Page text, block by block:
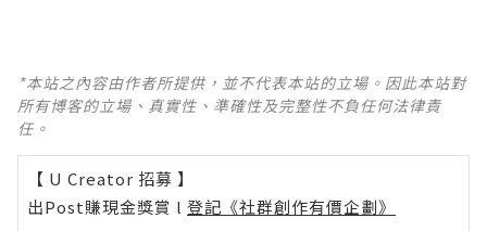
*本站之內容由作者所提供，並不代表本站的立場。因此本站對
所有博客的立場、真實性、準確性及完整性不負任何法律責
任。
【 U Creator 招募 】
出Post賺現金獎賞 l 登記《社群創作有價企劃》